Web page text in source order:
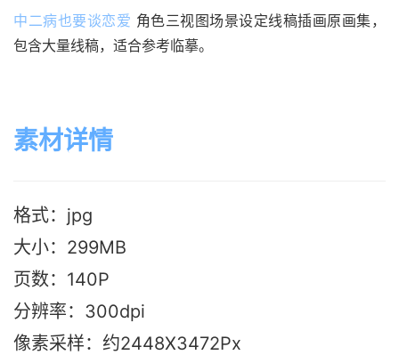
中二病也要谈恋爱 角色三视图场景设定线稿插画原画集，
包含大量线稿，适合参考临摹。
素材详情
格式：jpg
大小：299MB
页数：140P
分辨率：300dpi
像素采样：约2448X3472Px